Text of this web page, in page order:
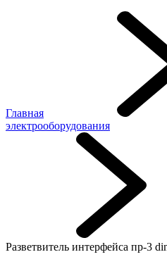
Главная
электрооборудования
Разветвитель интерфейса пр-3